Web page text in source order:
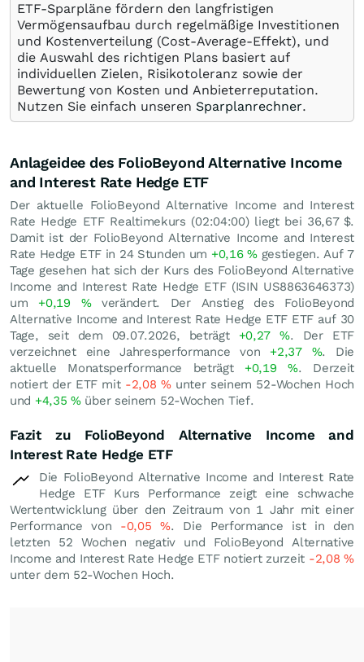
ETF-Sparpläne fördern den langfristigen
Vermögensaufbau durch regelmäßige Investitionen
und Kostenverteilung (Cost-Average-Effekt), und
die Auswahl des richtigen Plans basiert auf
individuellen Zielen, Risikotoleranz sowie der
Bewertung von Kosten und Anbieterreputation.
Nutzen Sie einfach unseren Sparplanrechner.
Anlageidee des FolioBeyond Alternative Income
and Interest Rate Hedge ETF
Der aktuelle FolioBeyond Alternative Income and Interest
Rate Hedge ETF Realtimekurs (02:04:00) liegt bei 36,67 $.
Damit ist der FolioBeyond Alternative Income and Interest
Rate Hedge ETF in 24 Stunden um +0,16%gestiegen. Auf 7
Tage gesehen hat sich der Kurs des FolioBeyond Alternative
Income and Interest Rate Hedge ETF (ISIN US8863646373)
um +0,19 %verändert. Der Anstieg des FolioBeyond
Alternative Income and Interest Rate Hedge ETF ETF auf 30
Tage, seit dem 09.07.2026, beträgt +0,27%. Der ETF
verzeichnet eine Jahresperformance von +2,37 %. Die
aktuelle Monatsperformance beträgt +0,19%. Derzeit
notiert der ETF mit -2,08 %unter seinem 52-Wochen Hoch
und +4,35%über seinem 52-Wochen Tief.
Fazit zu FolioBeyond Alternative Income and
Interest Rate Hedge ETF
Die FolioBeyond Alternative Income and Interest Rate
Hedge ETF Kurs Performance zeigt eine schwache
Wertentwicklung über den Zeitraum von 1 Jahr mit einer
Performance von -0,05%. Die Performance ist in den
letzten 52 Wochen negativ und FolioBeyond Alternative
Income and Interest Rate Hedge ETF notiert zurzeit -2,08%
unter dem 52-Wochen Hoch.